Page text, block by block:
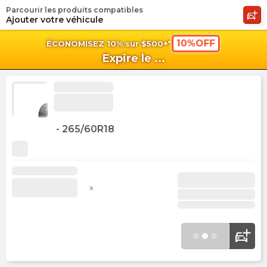
ÉCONOMISEZ 10% sur $500+* 10%OFF
Expire le ...
Parcourir les produits compatibles
Ajouter votre véhicule
- 265/60R18
x
shopping_cart